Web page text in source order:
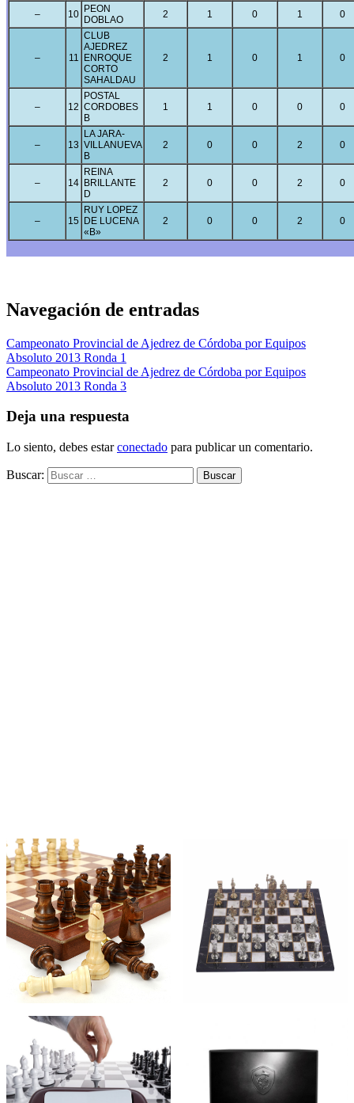
– 10 PEON
DOBLAO
2 1 0 1 0
– 11
CLUB
AJEDREZ
ENROQUE
CORTO
SAHALDAU
2 1 0 1 0
– 12
POSTAL
CORDOBES
B
1 1 0 0 0
– 13
LA JARA-
VILLANUEVA
B
2 0 0 2 0
– 14
REINA
BRILLANTE
D
2 0 0 2 0
– 15
RUY LOPEZ
DE LUCENA
«B»
2 0 0 2 0
Navegación de entradas
Campeonato Provincial de Ajedrez de Córdoba por Equipos
Absoluto 2013 Ronda 1
Campeonato Provincial de Ajedrez de Córdoba por Equipos
Absoluto 2013 Ronda 3
Deja una respuesta
Lo siento, debes estarconectado para publicar un comentario.
Buscar: